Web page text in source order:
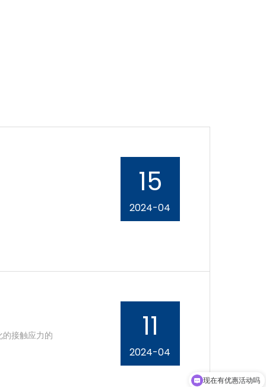
15
2024-04
接触应力的
11
2024-04
可以介绍下你们的产品么